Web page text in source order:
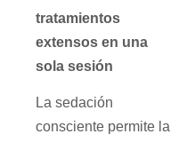
tratamientos
extensos en una
sola sesión
La sedación
consciente permite la